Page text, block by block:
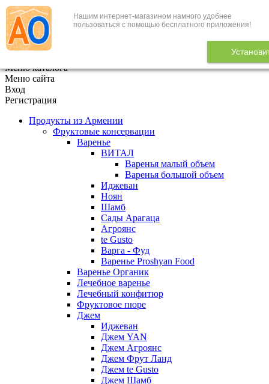
Нашим интернет-магазином намного удобнее
пользоваться с помощью бесплатного приложения!
+7 (495) 646-888-1
В корзине 0
Меню каталога
Меню сайта
Вход
Регистрация
Продукты из Армении
Фруктовые консервации
Варенье
ВИТАЛ
Варенья малый объем
Варенья большой объем
Иджеван
Ноян
Шамб
Сады Арагаца
Агроянс
te Gusto
Варга - Фуд
Варенье Proshyan Food
Варенье Органик
Лечебное варенье
Лечебный конфитюр
Фруктовое пюре
Джем
Иджеван
Джем YAN
Джем Агроянс
Джем Фрут Ланд
Джем te Gusto
Джем Шамб